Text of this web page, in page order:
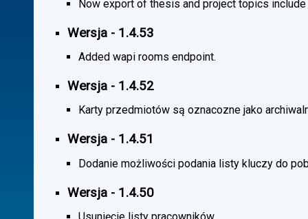
Now export of thesis and project topics
Wersja - 1.4.53
Added wapi rooms endpoint.
Wersja - 1.4.52
Karty przedmiotów są oznacozne jako
Wersja - 1.4.51
Dodanie możliwości podania listy kluczy do
Wersja - 1.4.50